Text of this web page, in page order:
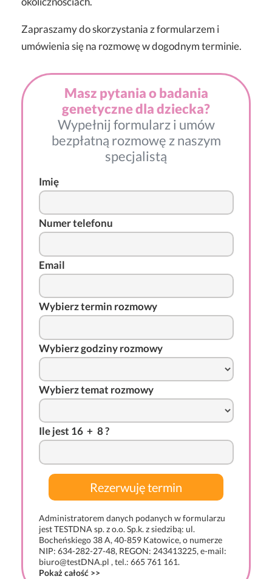
Zapraszamy do skorzystania z formularzem i
umówienia się na rozmowę w dogodnym terminie.
Masz pytania o badania
genetyczne dla dziecka?
Wypełnij formularz i umów
bezpłatną rozmowę z naszym
specjalistą
Imię
Numer telefonu
Email
Wybierz termin rozmowy
Wybierz godziny rozmowy
Wybierz temat rozmowy
Ile jest 16- + 8 ?
Administratorem danych podanych w formularzu
jest TESTDNA sp. z o.o. Sp.k. z siedzibą: ul.
Bocheńskiego 38 A, 40-859 Katowice, o numerze
NIP: 634-282-27-48, REGON: 243413225, e-mail:
biuro@testDNA.pl , tel.: 665 761 161.
Pokaż całość >>